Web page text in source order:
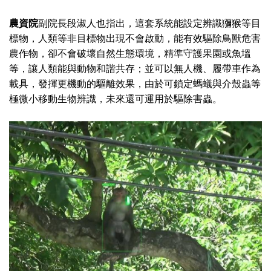
農資院副院長段淑人也指出，這套系統能設定辨識獼猴等目
標物，人類等非目標物出現不會啟動，能有效驅除鳥獸危害
農作物，卻不會破壞自然生態環境，精準守護果園或魚塭
等，讓人類能與動物和諧共存；並可以無人機、履帶車作為
載具，發揮更機動的驅離效果，由於可鎖定螞蟻與介殼蟲等
極微小移動生物辨識，未來還可運用於驅除害蟲。